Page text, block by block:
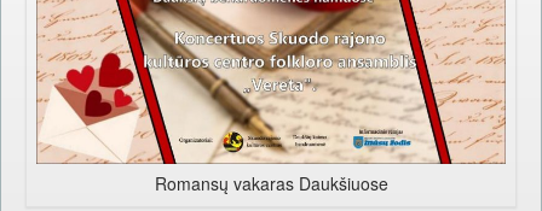
Romansų vakaras Daukšiuose